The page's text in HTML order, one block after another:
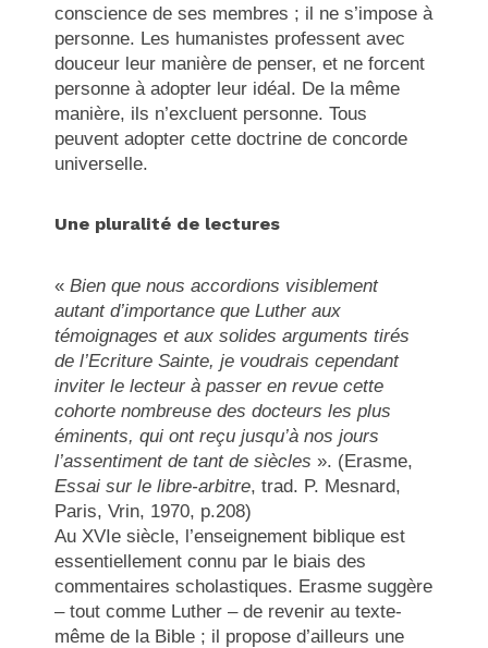
conscience de ses membres ; il ne s’impose à
personne. Les humanistes professent avec
douceur leur manière de penser, et ne forcent
personne à adopter leur idéal. De la même
manière, ils n’excluent personne. Tous
peuvent adopter cette doctrine de concorde
universelle.
Une pluralité de lectures
«Bien que nous accordions visiblement
autant d’importance que Luther aux
témoignages et aux solides arguments tirés
de l’Ecriture Sainte, je voudrais cependant
inviter le lecteur à passer en revue cette
cohorte nombreuse des docteurs les plus
éminents, qui ont reçu jusqu’à nos jours
l’assentiment de tant de siècles ». (Erasme,
Essai sur le libre-arbitre, trad. P. Mesnard,
Paris, Vrin, 1970, p.208)
Au XVIe siècle, l’enseignement biblique est
essentiellement connu par le biais des
commentaires scholastiques. Erasme suggère
– tout comme Luther – de revenir au texte-
même de la Bible ; il propose d’ailleurs une